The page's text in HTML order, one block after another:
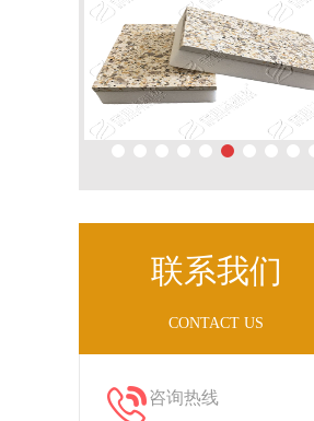
联系我们
CONTACT US
咨询热线